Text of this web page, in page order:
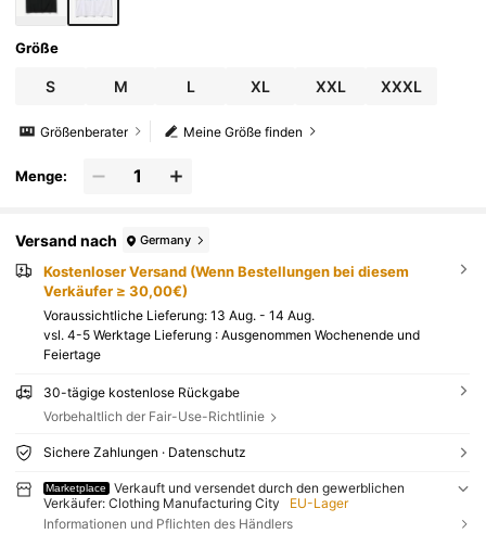
Größe
S M L XL XXL XXXL
Meine Größe finden
Größenberater
Menge:
Versand nach Germany
Kostenloser Versand (Wenn Bestellungen bei diesem
Verkäufer ≥ 30,00€)
Voraussichtliche Lieferung: 13 Aug. - 14 Aug.
vsl. 4-5 Werktage Lieferung : Ausgenommen Wochenende und
Feiertage
30-tägige kostenlose Rückgabe
Vorbehaltlich der Fair-Use-Richtlinie
Sichere Zahlungen · Datenschutz
Marketplace
Verkauft und versendet durch den gewerblichen
Verkäufer: Clothing Manufacturing City
EU-Lager
Informationen und Pflichten des Händlers